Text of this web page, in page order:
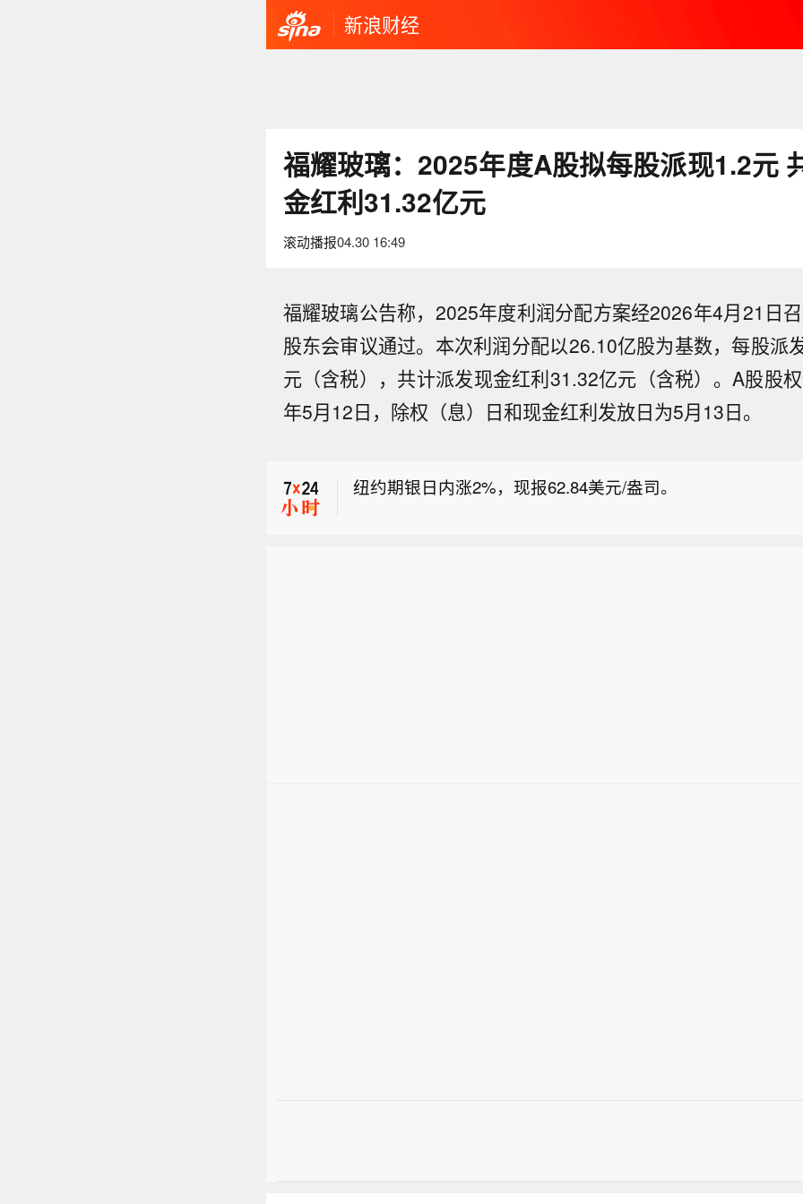
新浪财经
福耀玻璃：2025年度A股拟每股派现1.2元
金红利31.32亿元
滚动播报04.30 16:49
福耀玻璃公告称，2025年度利润分配方案经2026年4月21日
股东会审议通过。本次利润分配以26.10亿股为基数，每股派
元（含税），共计派发现金红利31.32亿元（含税）。A股股
年5月12日，除权（息）日和现金红利发放日为5月13日。
日本5年期国债收益率上升5个基点至2.075%。
等跟涨。
纽约期银日内涨2%，现报62.84美元/盎司。